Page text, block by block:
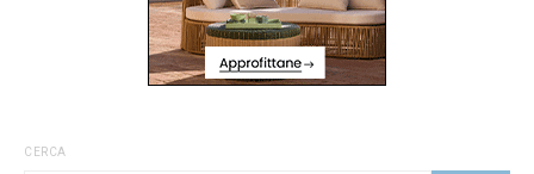
CERCA